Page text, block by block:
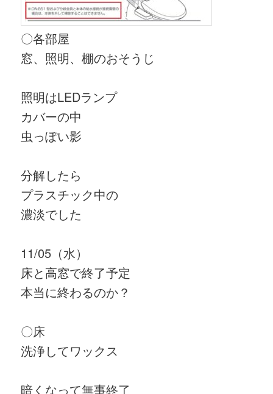
〇各部屋
窓、照明、棚のおそうじ
照明はLEDランプ
カバーの中
虫っぽい影
分解したら
プラスチック中の
濃淡でした
11/05（水）
床と高窓で終了予定
本当に終わるのか？
〇床
洗浄してワックス
暗くなって無事終了